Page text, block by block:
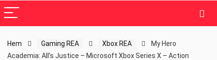
Hem Gaming REA Xbox REA
My Hero
Academia: All’s Justice – Microsoft Xbox Series X – Action